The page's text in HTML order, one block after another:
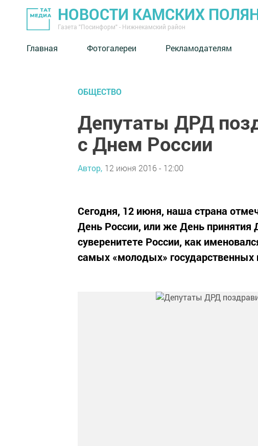
НОВОСТИ КАМСКИХ
Газета "Посинформ" - Нижнекамский район
Главная Фотогалереи Рекламодателям
ОБЩЕСТВО
Депутаты ДРД
с Днем России
Автор, 12 июня 2016 - 12:00
Сегодня, 12 июня, наша страна
День России, или же День принятия
суверенитете России, как
самых «молодых» государственных